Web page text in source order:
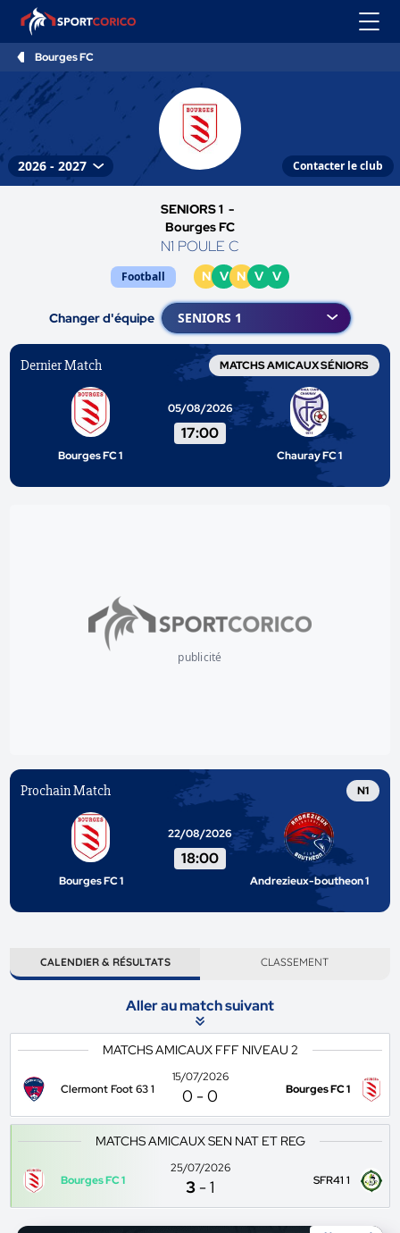
Bourges FC
Contacter le club
SENIORS 1 -
Bourges FC
N1 POULE C
Football N V N V V
Changer d'équipe
Dernier Match MATCHS AMICAUX SÉNIORS
Bourges FC 1
05/08/2026
17:00
Chauray FC 1
publicité
Prochain Match N1
Bourges FC 1
22/08/2026
18:00
Andrezieux-boutheon 1
CALENDIER & RÉSULTATS CLASSEMENT
Aller au match suivant
MATCHS AMICAUX FFF NIVEAU 2
Clermont Foot 63 1
15/07/2026
0 -0 Bourges FC 1
MATCHS AMICAUX SEN NAT ET REG
Bourges FC 1
25/07/2026
3 -1 SFR41 1